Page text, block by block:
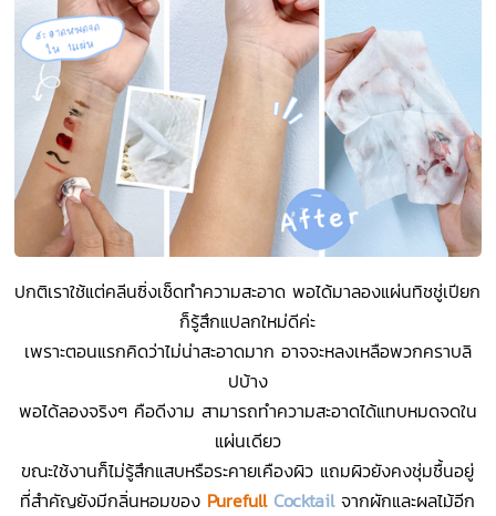
ปกติเราใช้แต่คลีนซิ่งเช็ดทำความสะอาด พอได้มาลองแผ่นทิชชู่เปียก
ก็รู้สึกแปลกใหม่ดีค่ะ
เพราะตอนแรกคิดว่าไม่น่าสะอาดมาก อาจจะหลงเหลือพวกคราบลิ
ปบ้าง
พอได้ลองจริงๆ คือดีงาม สามารถทำความสะอาดได้แทบหมดจดใน
แผ่นเดียว
ขณะใช้งานก็ไม่รู้สึกแสบหรือระคายเคืองผิว แถมผิวยังคงชุ่มชื้นอยู่
ที่สำคัญยังมีกลิ่นหอมของ Purefull Cocktailจากผักและผลไม้อีก